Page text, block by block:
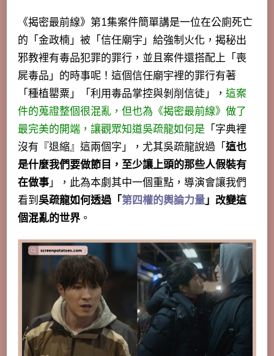
《揭密最前線》第1集案件簡單講是一位在公廁死亡
的「金政楠」被「信任廟宇」給強制火化，揭秘出
邪教裡有毒品犯罪的罪行，並且案件還搭配上「喪
屍毒品」的時事呢！這個信任廟宇裡的罪行有著
「種植罌粟」「利用毒品掌控與剝削信徒」， 這案
件的蒐證整個很混亂，但也為《揭密最前線》做了
最完美的開端，讓觀眾知道吳疏龍如何是 「字典裡
沒有『退縮』這兩個字」，尤其吳疏龍說過「這也
是什麼我們要做節目，至少讓上頭的那些人假裝有
在做事」，此為本劇其中一個重點，導演會讓我們
看到吳疏龍如何透過「第四權的輿論力量」改變這
個混亂的世界 。